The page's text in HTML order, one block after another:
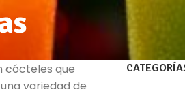
cócteles que